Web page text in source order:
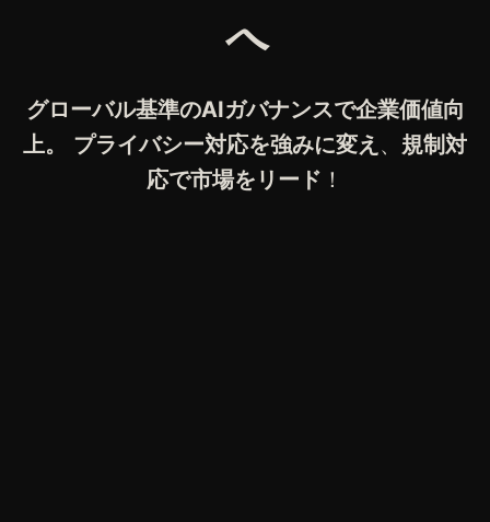
へ
グローバル基準のAIガバナンスで企業価値向
上。
プライバシー対応を強みに変え 、 規制対
応で市場をリード ！